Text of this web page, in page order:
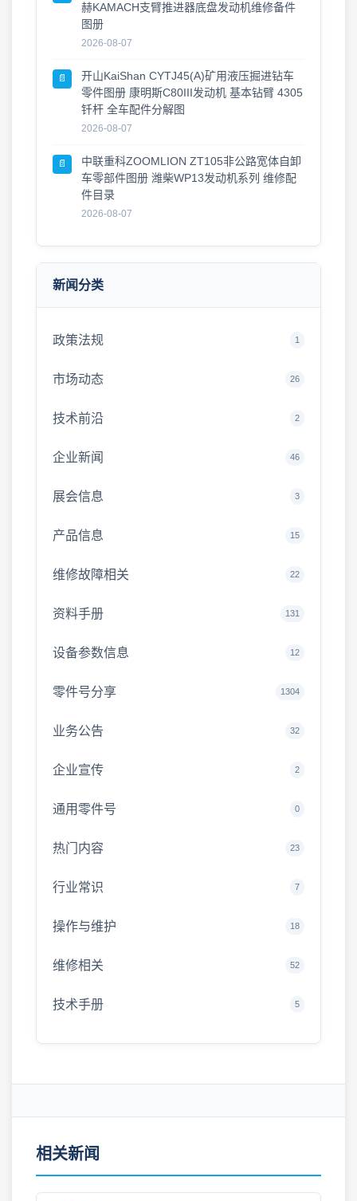
赫KAMACH支臂推进器底盘发动机维修备件
图册
2026-08-07
📄
开山KaiShan CYTJ45(A)矿用液压掘进钻车
零件图册 康明斯C80III发动机 基本钻臂 4305
钎杆 全车配件分解图
2026-08-07
📄
中联重科ZOOMLION ZT105非公路宽体自卸
车零部件图册 潍柴WP13发动机系列 维修配
件目录
2026-08-07
新闻分类
政策法规 1
市场动态 26
技术前沿 2
企业新闻 46
展会信息 3
产品信息 15
维修故障相关 22
资料手册 131
设备参数信息 12
零件号分享 1304
业务公告 32
企业宣传 2
通用零件号 0
热门内容 23
行业常识 7
操作与维护 18
维修相关 52
技术手册 5
相关新闻